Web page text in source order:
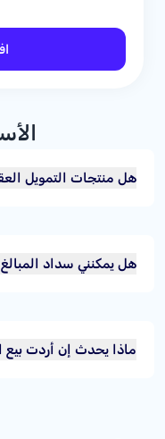
هل منتجات التمويل
هل يمكنني سداد
ماذا يحدث إن أردت